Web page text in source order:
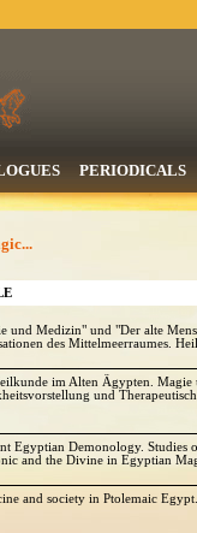
PERIODICALS
und Medizin" und "Der alte
des Mittelmeerraumes.
im Alten Ägypten. Magie
und
Egyptian Demonology. Studies
and the Divine in Egyptian
and society in Ptolemaic